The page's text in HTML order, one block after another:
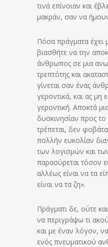
τινά επίνοιαν και
μακράν, σαν να
Πόσα πράγματα έχει
βιασθήτε να την
άνθρωπος σε μια
τρεπτότης και
γίνεται σαν ένας
γεροντικά, και ας μη
γεροντική. Αποκτά
δυσκινησίαν προς
τρέπεται, δεν
πολλήν ευκολίαν
των λογισμών και
παρασύρεται τόσον
αλλέως είναι να τα
είναι να τα ζη».
Πράγματι δε, ούτε
να περιγράψω τι
και με έναν λόγον,
ενός πνευματικού